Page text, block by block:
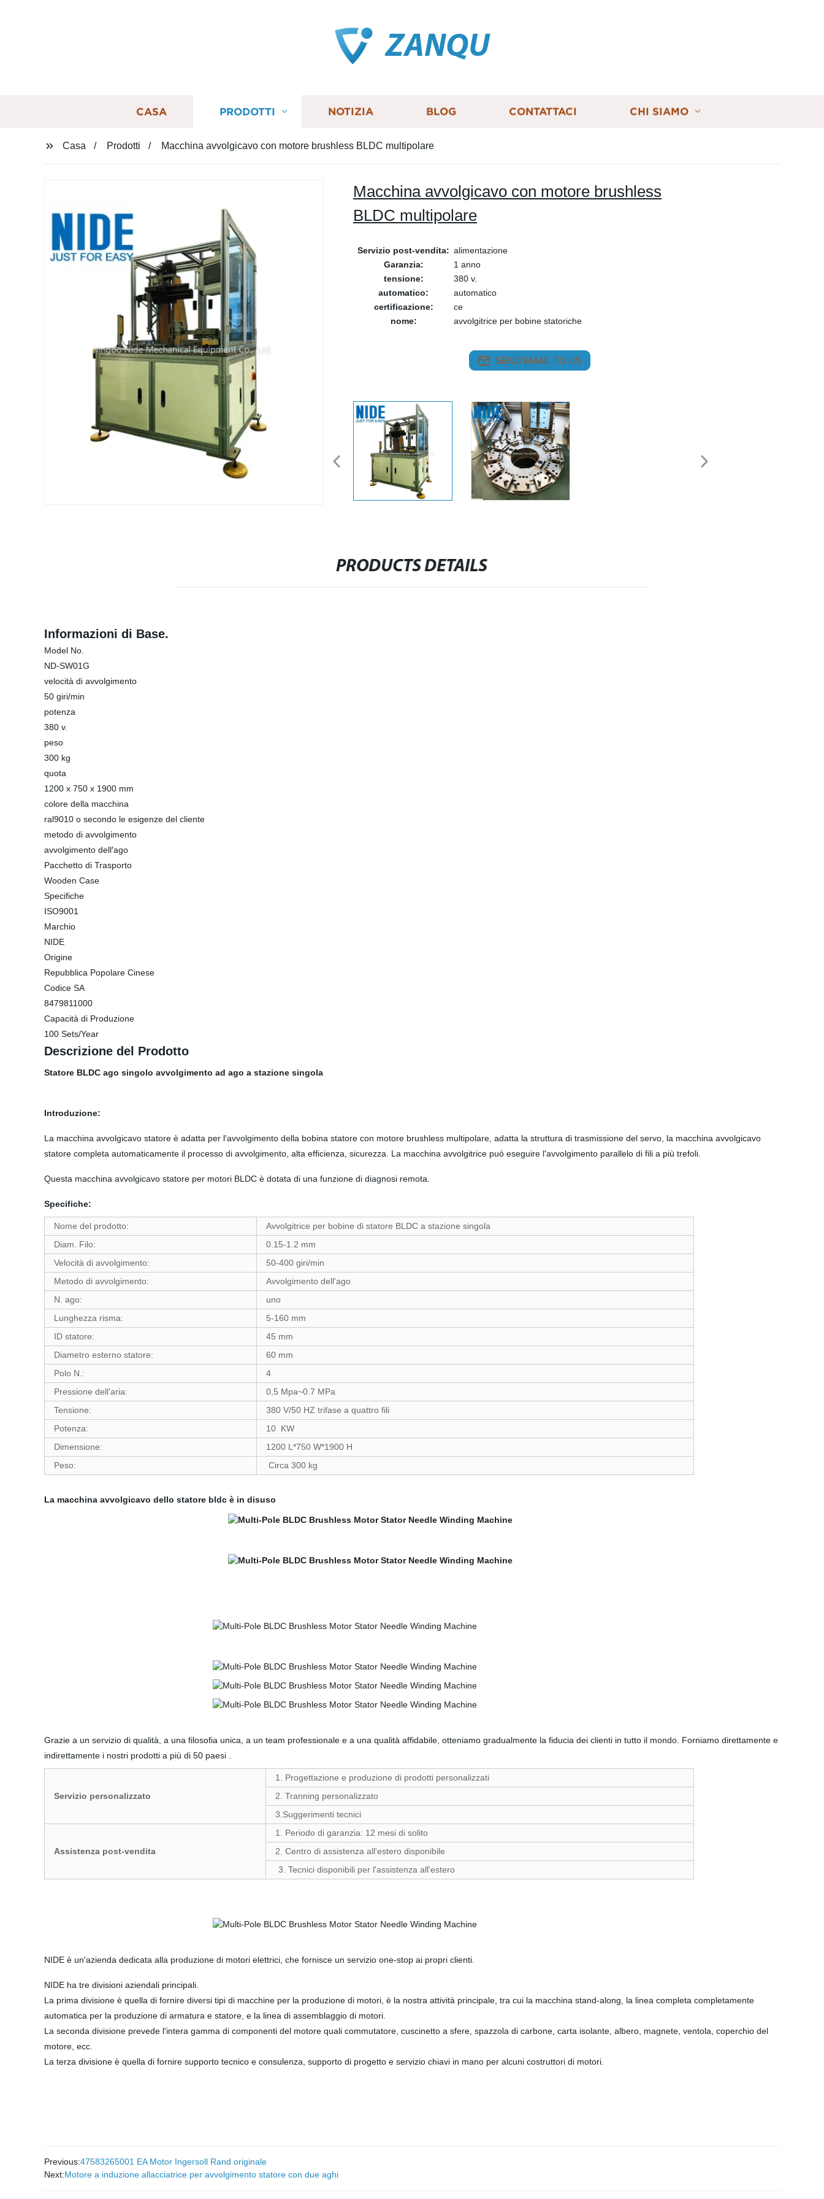
ZANQU
CASA PRODOTTI NOTIZIA BLOG CONTATTACI CHI SIAMO
Casa Prodotti Macchina avvolgicavo con motore brushless BLDC multipolare
Macchina avvolgicavo con motore brushless
BLDC multipolare
Servizio post-vendita: alimentazione
Garanzia:
1 anno
tensione:
380 v.
automatico:
automatico
certificazione:
ce
nome:
avvolgitrice per bobine statoriche
SEND EMAIL TO US
PRODUCTS DETAILS
Informazioni di Base.
Model No.
ND-SW01G
velocità di avvolgimento
50 giri/min
potenza
380 v.
peso
300 kg
quota
1200 x 750 x 1900 mm
colore della macchina
ral9010 o secondo le esigenze del cliente
metodo di avvolgimento
avvolgimento dell′ago
Pacchetto di Trasporto
Wooden Case
Specifiche
ISO9001
Marchio
NIDE
Origine
Repubblica Popolare Cinese
Codice SA
8479811000
Capacità di Produzione
100 Sets/Year
Descrizione del Prodotto
Statore BLDC ago singolo avvolgimento ad ago a stazione singola
Introduzione:
La macchina avvolgicavo statore è adatta per l'avvolgimento della bobina statore con motore brushless multipolare, adatta la struttura di trasmissione del servo, la macchina avvolgicavo
statore completa automaticamente il processo di avvolgimento, alta efficienza, sicurezza. La macchina avvolgitrice può eseguire l'avvolgimento parallelo di fili a più trefoli.
Questa macchina avvolgicavo statore per motori BLDC è dotata di una funzione di diagnosi remota.
Specifiche:
Nome del prodotto:
Avvolgitrice per bobine di statore BLDC a stazione singola
Diam. Filo:
0.15-1.2 mm
Velocità di avvolgimento:
50-400 giri/min
Metodo di avvolgimento:
Avvolgimento dell'ago
N. ago:
uno
Lunghezza risma:
5-160 mm
ID statore:
45 mm
Diametro esterno statore:
60 mm
Polo N.:
4
Pressione dell'aria:
0,5 Mpa~0.7 MPa
Tensione:
380 V/50 HZ trifase a quattro fili
Potenza:
10 KW
Dimensione:
1200 L*750 W*1900 H
Peso:
Circa 300 kg
La macchina avvolgicavo dello statore bldc è in disuso
Grazie a un servizio di qualità, a una filosofia unica, a un team professionale e a una qualità affidabile, otteniamo gradualmente la fiducia dei clienti in tutto il mondo. Forniamo direttamente e
indirettamente i nostri prodotti a più di 50 paesi .
Servizio personalizzato
1. Progettazione e produzione di prodotti personalizzati
2. Tranning personalizzato
3.Suggerimenti tecnici
Assistenza post-vendita
1. Periodo di garanzia: 12 mesi di solito
2. Centro di assistenza all'estero disponibile
3. Tecnici disponibili per l'assistenza all'estero
NIDE è un'azienda dedicata alla produzione di motori elettrici, che fornisce un servizio one-stop ai propri clienti.
NIDE ha tre divisioni aziendali principali.
La prima divisione è quella di fornire diversi tipi di macchine per la produzione di motori, è la nostra attività principale, tra cui la macchina stand-along, la linea completa completamente
automatica per la produzione di armatura e statore, e la linea di assemblaggio di motori.
La seconda divisione prevede l'intera gamma di componenti del motore quali commutatore, cuscinetto a sfere, spazzola di carbone, carta isolante, albero, magnete, ventola, coperchio del
motore, ecc.
La terza divisione è quella di fornire supporto tecnico e consulenza, supporto di progetto e servizio chiavi in mano per alcuni costruttori di motori.
Previous:47583265001 EA Motor Ingersoll Rand originale
Next:Motore a induzione allacciatrice per avvolgimento statore con due aghi